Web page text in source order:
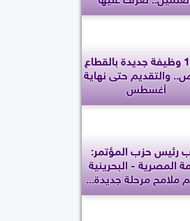
1275 وظيفة جديدة بالقطاع
والتقديم حتى نهاية
أغسطس
رئيس حزب المؤتمر:
المصرية - البحرينية
ملامح مرحلة جديدة...